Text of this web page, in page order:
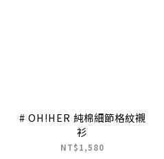
# OH!HER 純棉細節格紋襯
衫
NT$1,580